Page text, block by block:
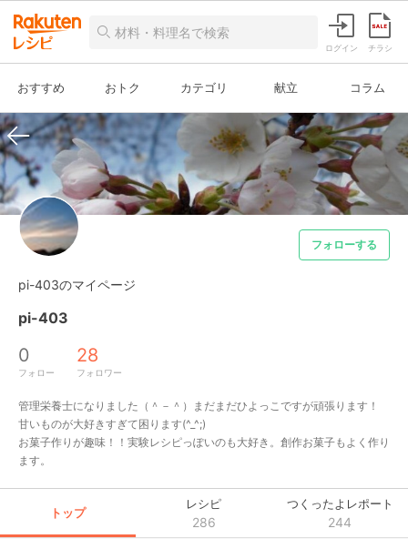
ログイン チラシ
おすすめ おトク カテゴリ 献立 コラム
フォローする
pi-403のマイページ
pi-403
0
フォロー
28
フォロワー
管理栄養士になりました（＾－＾）まだまだひよっこですが頑張ります！
甘いものが大好きすぎて困ります(^_^;)
お菓子作りが趣味！！実験レシピっぽいのも大好き。創作お菓子もよく作り
ます。
トップ
レシピ
286
つくったよレポート
244